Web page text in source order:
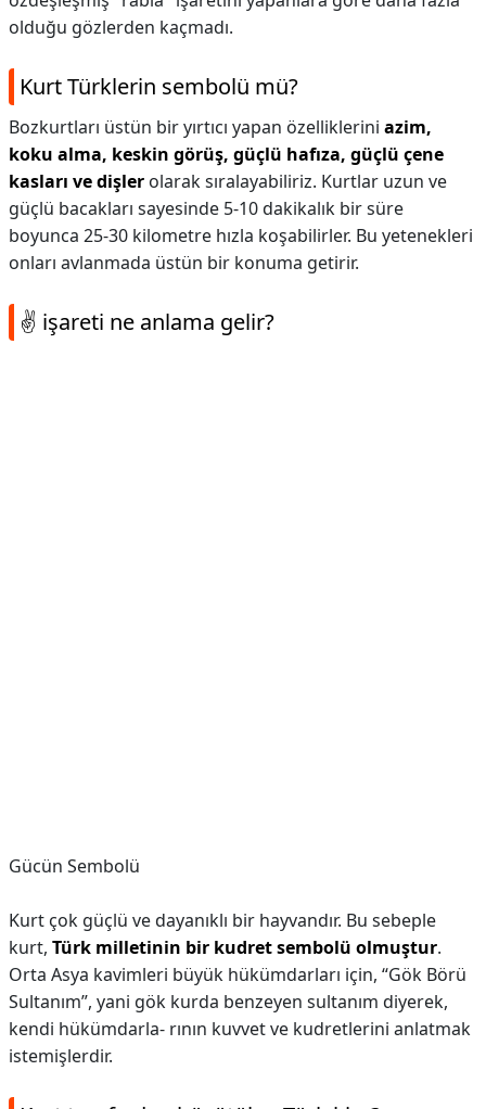
olduğu gözlerden kaçmadı.
Kurt Türklerin sembolü mü?
Bozkurtları üstün bir yırtıcı yapan özelliklerini azim,
koku alma, keskin görüş, güçlü hafıza, güçlü çene
kasları ve dişler olarak sıralayabiliriz. Kurtlar uzun ve
güçlü bacakları sayesinde 5-10 dakikalık bir süre
boyunca 25-30 kilometre hızla koşabilirler. Bu yetenekleri
onları avlanmada üstün bir konuma getirir.
✌ işareti ne anlama gelir?
Gücün Sembolü
Kurt çok güçlü ve dayanıklı bir hayvandır. Bu sebeple
kurt, Türk milletinin bir kudret sembolü olmuştur.
Orta Asya kavimleri büyük hükümdarları için, “Gök Börü
Sultanım”, yani gök kurda benzeyen sultanım diyerek,
kendi hükümdarla- rının kuvvet ve kudretlerini anlatmak
istemişlerdir.